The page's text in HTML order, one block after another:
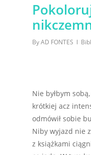
ByAD FONTES
Nie byłbym
krótkiej acz
odmówił sobie
Niby wyjazd nie
z książkami